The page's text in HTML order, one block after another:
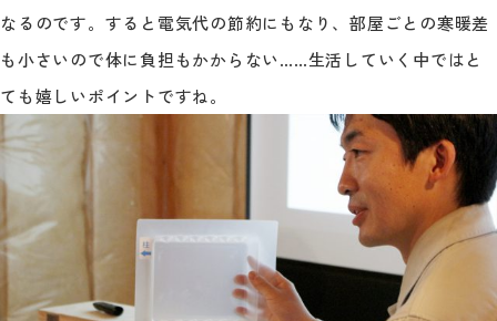
なるのです。すると電気代の節約にもなり、部屋ごとの寒暖差
も小さいので体に負担もかからない……生活していく中ではと
ても嬉しいポイントですね。